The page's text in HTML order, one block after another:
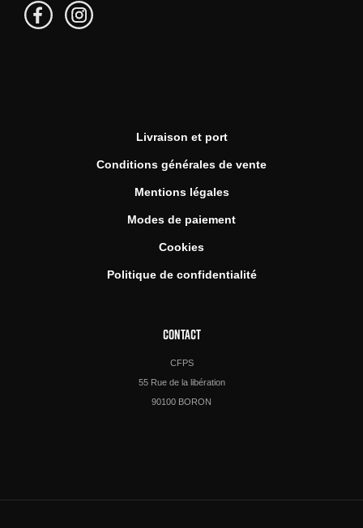
Livraison et port
Conditions générales de vente
Mentions légales
Modes de paiement
Cookies
Politique de confidentialité
CONTACT
CFPS
55 Rue de la libération
90100 BORON